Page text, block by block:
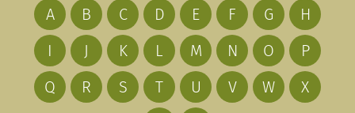
A B C D E F G
H
I
J K L M N O
P
Q
R S T U V W
X